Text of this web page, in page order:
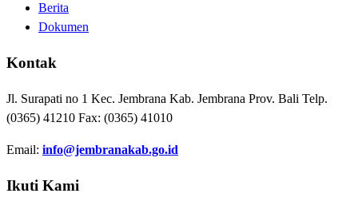
Berita
Dokumen
Kontak
Jl. Surapati no 1 Kec. Jembrana Kab. Jembrana Prov. Bali Telp.
(0365) 41210 Fax: (0365) 41010
Email: info@jembranakab.go.id
Ikuti Kami